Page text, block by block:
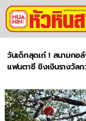
วันเด็กสุดเก๋ ! สนามกอ
แฟนตาซี ชิงเงินรางวัล